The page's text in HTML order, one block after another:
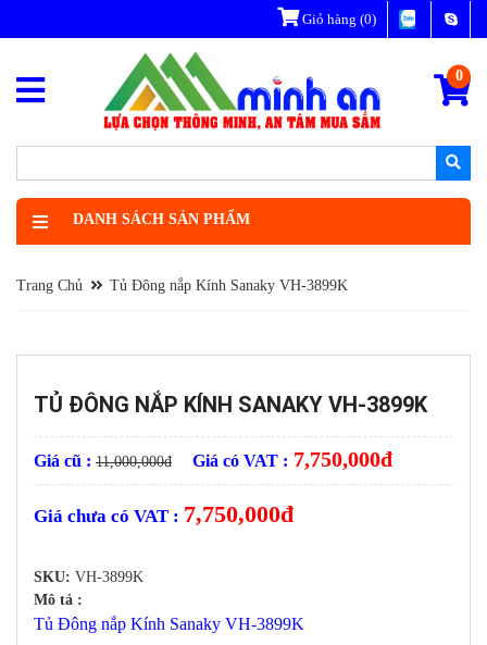
Giỏ hàng (0)
0
DANH SÁCH SẢN PHẨM
Trang Chủ Tủ Đông nắp Kính Sanaky VH-3899K
TỦ ĐÔNG NẮP KÍNH SANAKY VH-3899K
Giá cũ : 11,000,000đ Giá có VAT : 7,750,000đ
Giá chưa có VAT : 7,750,000đ
SKU: VH-3899K
Mô tả :
Tủ Đông nắp Kính Sanaky VH-3899K